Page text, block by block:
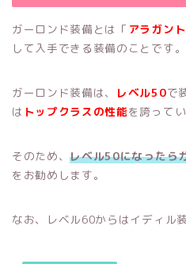
ガーロンド装備とは「 アラガン
して入手できる装備のことです。
ガーロンド装備は、 レベル50で
は トップクラスの性能を誇って
そのため、レベル50になったら
をお勧めします。
なお、レベル60からはイディル